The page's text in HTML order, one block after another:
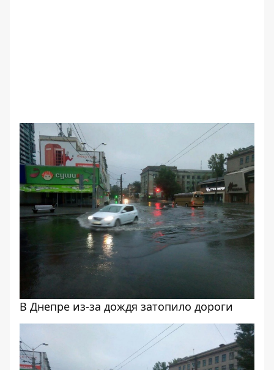
В Днепре из-за дождя затопило дороги